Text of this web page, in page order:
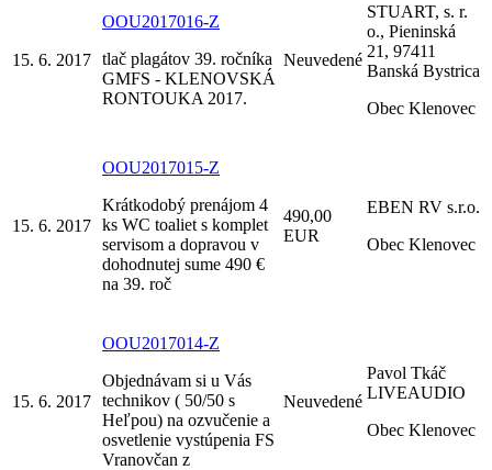
15. 6. 2017
OOU2017016-Z
tlač plagátov 39. ročníka
GMFS - KLENOVSKÁ
RONTOUKA 2017.
Neuvedené
STUART, s. r.
o., Pieninská
21, 97411
Banská Bystrica
Obec Klenovec
15. 6. 2017
OOU2017015-Z
Krátkodobý prenájom 4
ks WC toaliet s komplet
servisom a dopravou v
dohodnutej sume 490 €
na 39. roč
490,00
EUR
EBEN RV s.r.o.
Obec Klenovec
15. 6. 2017
OOU2017014-Z
Objednávam si u Vás
technikov ( 50/50 s
Heľpou) na ozvučenie a
osvetlenie vystúpenia FS
Vranovčan z
Neuvedené
Pavol Tkáč
LIVEAUDIO
Obec Klenovec